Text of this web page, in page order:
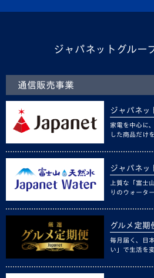
ジャパネットグルー
通信販売事業
ジャパネッ
家電を中心に
した商品だけ
ジャパネッ
上質な「富士
りのウォータ
グルメ定期
毎月届く、日
い」で生活を